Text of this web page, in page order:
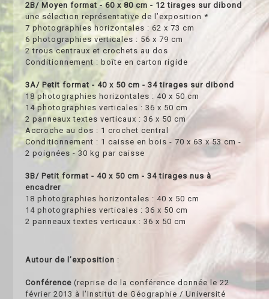
2B/ Moyen format - 60 x 80 cm - 12 tirages sur dibond
une sélection représentative de l’exposition *
7 photographies horizontales : 62 x 73 cm
6 photographies verticales : 56 x 79 cm
2 trous centraux et crochets au dos
Conditionnement : boîte en carton rigide
3A/ Petit format - 40 x 50 cm - 34 tirages sur dibond
18 photographies horizontales : 40 x 50 cm
14 photographies verticales : 36 x 50 cm
2 panneaux textes verticaux : 36 x 50 cm
Accroche au dos : 1 crochet central
Conditionnement : 1 caisse en bois - 70 x 63 x 53 cm -
2 poignées - 30 kg par caisse
3B/ Petit format - 40 x 50 cm - 34 tirages nus à
encadrer
18 photographies horizontales : 40 x 50 cm
14 photographies verticales : 36 x 50 cm
2 panneaux textes verticaux : 36 x 50 cm
Autour de l’exposition :
Conférence (reprise de la conférence donnée le 22
février 2013 à l'Institut de Géographie / Université